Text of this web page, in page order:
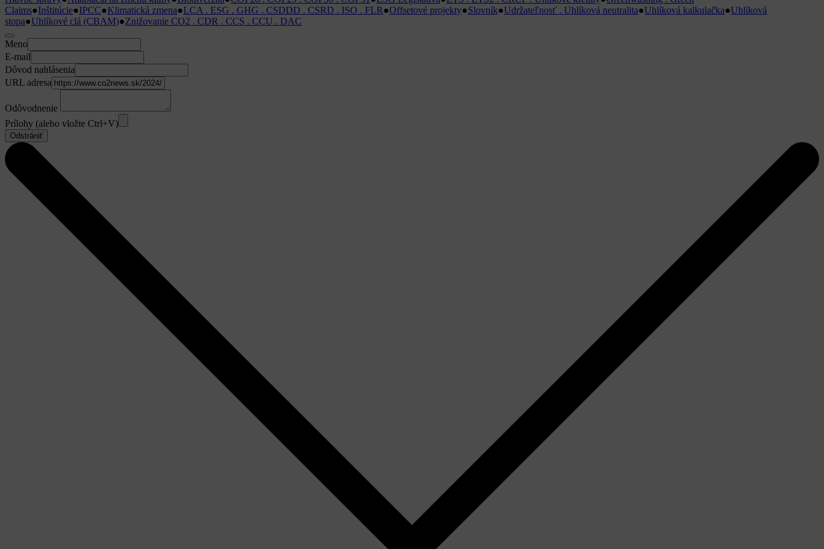
Claims●Inštitúcie●IPCC●Klimatická zmena●LCA . ESG . GHG . CSDDD . CSRD . ISO . FLR●Offsetové projekty●Slovník●Udržateľnosť . Uhlíková neutralita●Uhlíková kalkulačka●Uhlíková
stopa●Uhlíkové clá (CBAM)●Znižovanie CO2 . CDR . CCS . CCU . DAC
Meno
E-mail
Dôvod nahlásenia
URL adresa
Odôvodnenie
Prílohy (alebo vložte Ctrl+V)
Odstrániť